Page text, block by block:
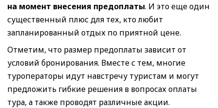
на момент внесения предоплаты. И это еще один
существенный плюс для тех, кто любит
запланированный отдых по приятной цене.
Отметим, что размер предоплаты зависит от
условий бронирования. Вместе с тем, многие
туроператоры идут навстречу туристам и могут
предложить гибкие решения в вопросах оплаты
тура, а также проводят различные акции.